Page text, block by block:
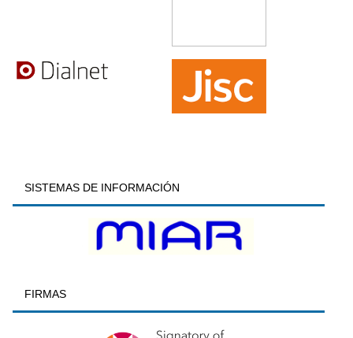
SISTEMAS DE INFORMACIÓN
FIRMAS